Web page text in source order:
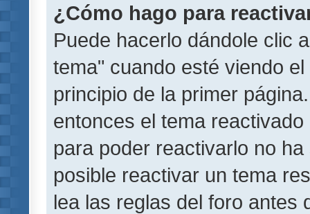
¿Cómo hago para
Puede hacerlo dándole clic
tema" cuando esté viendo
principio de la primer
entonces el tema
para poder reactivarlo no
posible reactivar un tema
lea las reglas del foro antes